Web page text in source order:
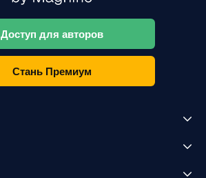
Доступ для авторов
Стань Премиум